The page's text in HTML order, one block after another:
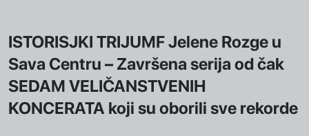
ISTORISJKI TRIJUMF Jelene Rozge u
Sava Centru – Završena serija od čak
SEDAM VELIČANSTVENIH
KONCERATA koji su oborili sve rekorde